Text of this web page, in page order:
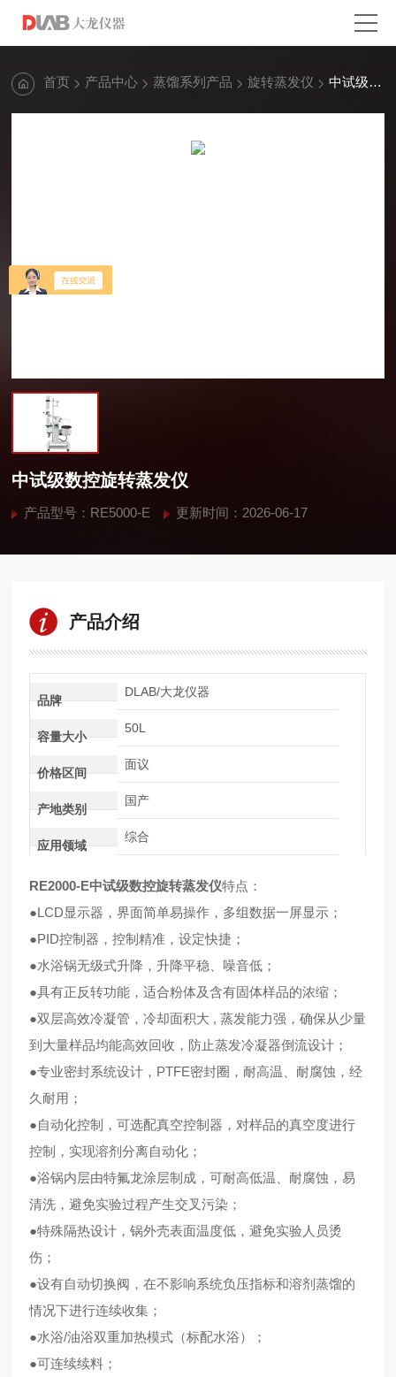
首页 产品中心 蒸馏系列产品 旋转蒸发仪 中试级数控旋转蒸发仪
中试级数控旋转蒸发仪
产品型号：RE5000-E 更新时间：2026-06-17
产品介绍
品牌
DLAB/大龙仪器
容量大小
50L
价格区间
面议
产地类别
国产
应用领域
综合
RE2000-E中试级数控旋转蒸发仪特点：
●LCD显示器，界面简单易操作，多组数据一屏显示；
●PID控制器，控制精准，设定快捷；
●水浴锅无级式升降，升降平稳、噪音低；
●具有正反转功能，适合粉体及含有固体样品的浓缩；
●双层高效冷凝管，冷却面积大 , 蒸发能力强，确保从少量
到大量样品均能高效回收，防止蒸发冷凝器倒流设计；
●专业密封系统设计，PTFE密封圈，耐高温、耐腐蚀，经
久耐用；
●自动化控制，可选配真空控制器，对样品的真空度进行
控制，实现溶剂分离自动化；
●浴锅内层由特氟龙涂层制成，可耐高低温、耐腐蚀，易
清洗，避免实验过程产生交叉污染；
●特殊隔热设计，锅外壳表面温度低，避免实验人员烫
伤；
●设有自动切换阀，在不影响系统负压指标和溶剂蒸馏的
情况下进行连续收集；
●水浴/油浴双重加热模式（标配水浴）；
●可连续续料；